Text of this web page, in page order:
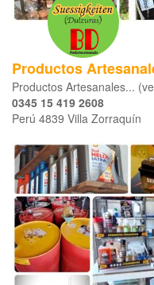
Productos
Productos Artesanales...
0345 15 419 2608
Perú 4839 Villa Zorraquín